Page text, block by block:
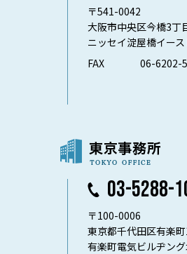
〒541-0042
大阪市中央区今橋3丁
ニッセイ淀屋橋イー
FAX
06-6202-
03-5288-
〒100-0006
東京都千代田区有楽
有楽町電気ビルヂン